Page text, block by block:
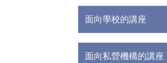
面向學校的講座
面向私營機構的講座